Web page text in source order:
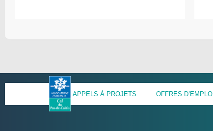
APPELS À PROJETS OFFRES D’EMPLOI